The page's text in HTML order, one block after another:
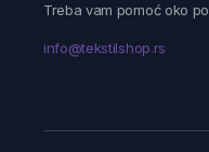
Treba vam pomoć oko
info@tekstilshop.rs